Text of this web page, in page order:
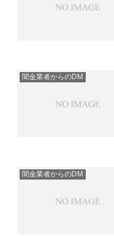
闇金業者からのDM
闇金業者からのDM